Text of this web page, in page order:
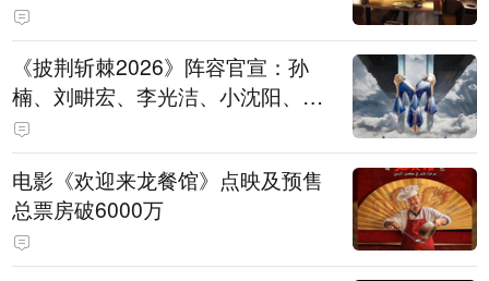
《披荆斩棘2026》阵容官宣：孙
楠、刘畊宏、李光洁、小沈阳、余
文乐、王传君等28位艺人
电影《欢迎来龙餐馆》点映及预售
总票房破6000万